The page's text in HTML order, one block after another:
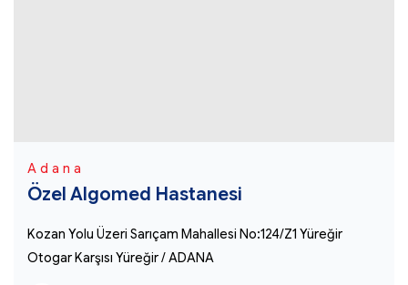
Adana
Özel Algomed Hastanesi
Kozan Yolu Üzeri Sarıçam Mahallesi No:124/Z1 Yüreğir
Otogar Karşısı Yüreğir / ADANA